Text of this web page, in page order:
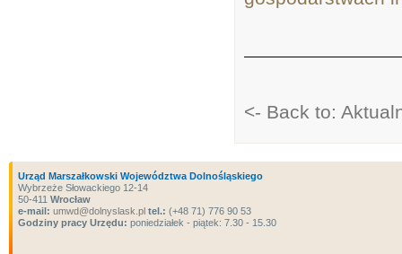
<- Back to:
Urząd Marszałkowski Województwa Dolnośląskiego
Wybrzeże Słowackiego 12-14
50-411 Wrocław
e-mail: umwd@dolnyslask.pl tel.: (+48 71) 776 90 53
Godziny pracy Urzędu: poniedziałek - piątek: 7.30 - 15.30